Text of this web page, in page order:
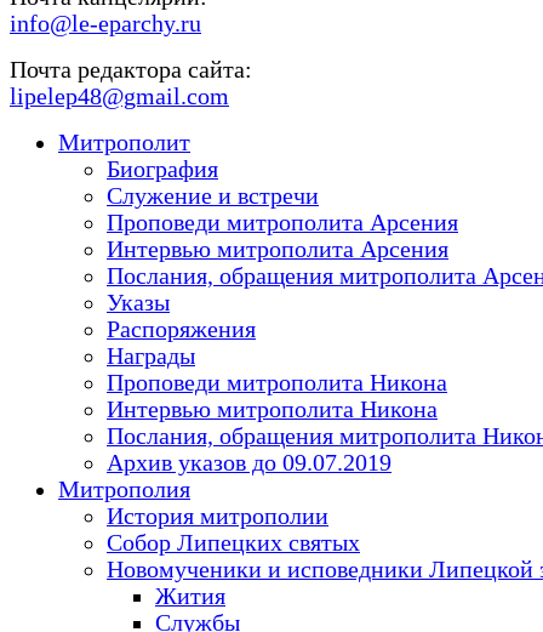
info@le-eparchy.ru
Почта редактора сайта:
lipelep48@gmail.com
Митрополит
Биография
Служение и встречи
Проповеди митрополита Арсения
Интервью митрополита Арсения
Послания, обращения митрополита
Указы
Распоряжения
Награды
Проповеди митрополита Никона
Интервью митрополита Никона
Послания, обращения митрополита
Архив указов до 09.07.2019
Митрополия
История митрополии
Собор Липецких святых
Новомученики и исповедники Липецкой
Жития
Службы